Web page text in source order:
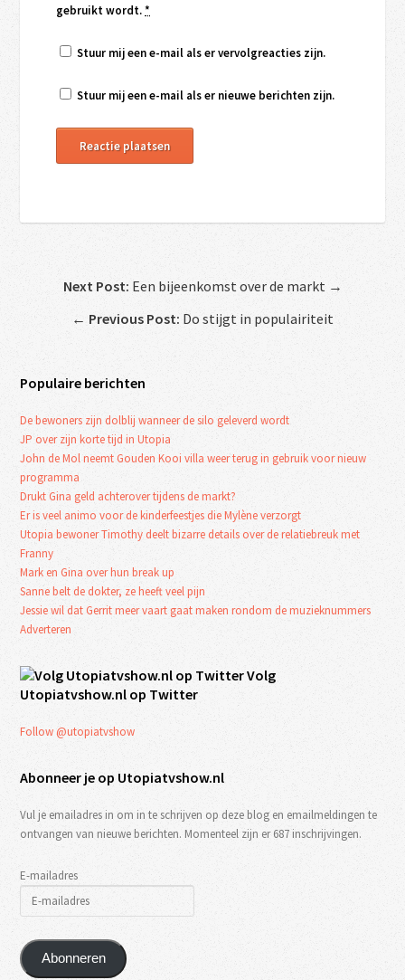
gebruikt wordt.*
Stuur mij een e-mail als er vervolgreacties zijn.
Stuur mij een e-mail als er nieuwe berichten zijn.
Next Post: Een bijeenkomst over de markt →
← Previous Post: Do stijgt in populairiteit
Populaire berichten
De bewoners zijn dolblij wanneer de silo geleverd wordt
JP over zijn korte tijd in Utopia
John de Mol neemt Gouden Kooi villa weer terug in gebruik voor nieuw
programma
Drukt Gina geld achterover tijdens de markt?
Er is veel animo voor de kinderfeestjes die Mylène verzorgt
Utopia bewoner Timothy deelt bizarre details over de relatiebreuk met
Franny
Mark en Gina over hun break up
Sanne belt de dokter, ze heeft veel pijn
Jessie wil dat Gerrit meer vaart gaat maken rondom de muzieknummers
Adverteren
Volg
Utopiatvshow.nl op Twitter
Follow @utopiatvshow
Abonneer je op Utopiatvshow.nl
Vul je emailadres in om in te schrijven op deze blog en emailmeldingen te
ontvangen van nieuwe berichten. Momenteel zijn er 687 inschrijvingen.
E-mailadres
Abonneren